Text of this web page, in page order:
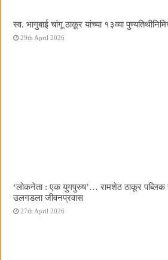
स्व. भागुबाई चांगू ठाकूर यांच्या १३व्या
29th April 2026
‌‘लोकनेता : एक युगपुरुष‌’… रामशेठ ठाकूर पब्लिक
उलगडला जीवनप्रवास
27th April 2026